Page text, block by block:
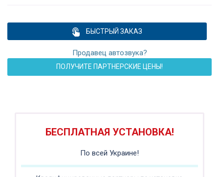
БЫСТРЫЙ ЗАКАЗ
Продавец автозвука?
ПОЛУЧИТЕ ПАРТНЕРСКИЕ ЦЕНЫ!
ПОДАРОК!